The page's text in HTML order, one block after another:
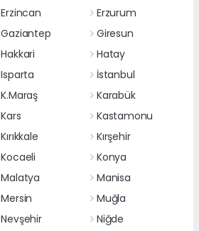
Erzincan
Erzurum
Gaziantep
Giresun
Hakkari
Hatay
Isparta
İstanbul
K.Maraş
Karabük
Kars
Kastamonu
Kırıkkale
Kırşehir
Kocaeli
Konya
Malatya
Manisa
Mersin
Muğla
Nevşehir
Niğde